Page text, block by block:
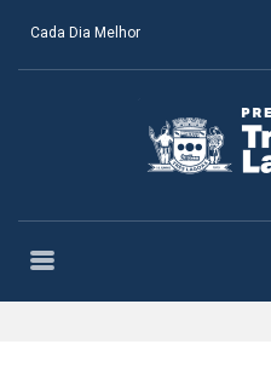
Cada Dia Melhor